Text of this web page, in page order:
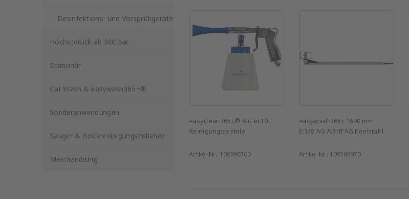
Desinfektions- und Vorsprühgeräte
Höchstdruck ab 500 bar
Stationär
Car Wash & easywash365+®
Sonderanwendungen
Sauger & Bodenreinigungszubehör
Merchandising
easyclean365+® Alu ec10
Reinigungspistole
Artikel-Nr.: 106996700
easywash365+ 1600 mm
E:3/8"AG A:3/8"AG Edelstahl
Artikel-Nr.: 109766970